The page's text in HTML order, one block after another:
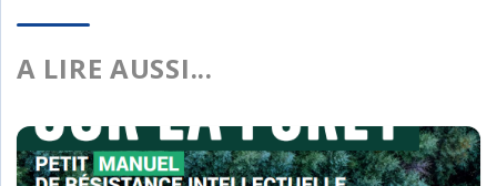
A LIRE AUSSI...